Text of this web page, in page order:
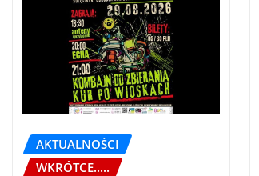
AKTUALNOŚCI
WKRÓTCE.....